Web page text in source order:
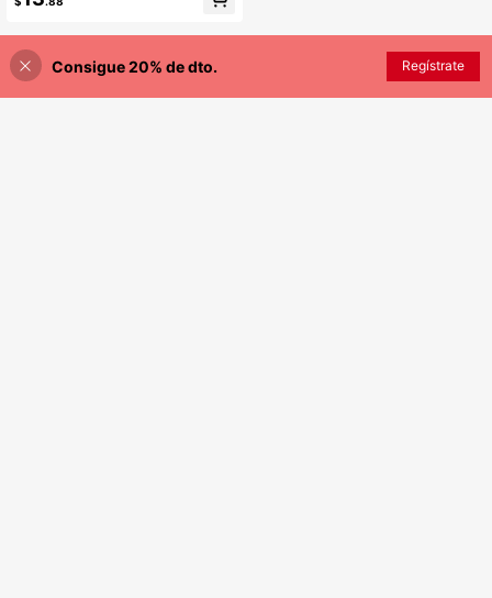
¡40% DE DESCUENTO! AÑADIR A LA BOLSA
Consigue 20% de dto. Regístrate